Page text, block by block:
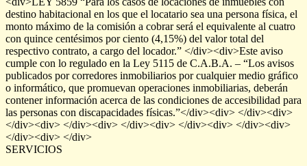
destino habitacional en los que el locatario sea una persona física, el
monto máximo de la comisión a cobrar será el equivalente al cuatro
con quince centésimos por ciento (4,15%) del valor total del
respectivo contrato, a cargo del locador.” </div><div>Este aviso
cumple con lo regulado en la Ley 5115 de C.A.B.A. – “Los avisos
publicados por corredores inmobiliarios por cualquier medio gráfico
o informático, que promuevan operaciones inmobiliarias, deberán
contener información acerca de las condiciones de accesibilidad para
las personas con discapacidades físicas.”</div><div> </div><div>
</div><div> </div><div> </div><div> </div><div> </div><div>
</div><div> </div>
SERVICIOS